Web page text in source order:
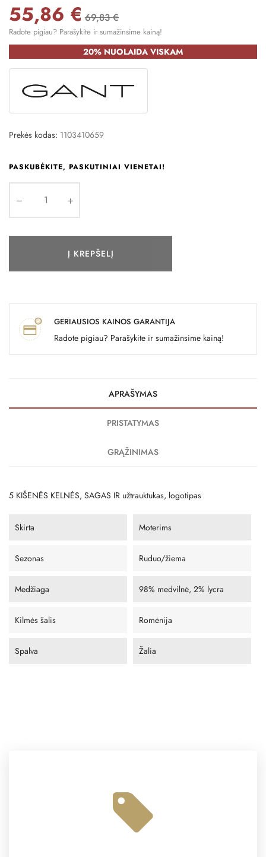
55,86 € 69,83 €
Radote pigiau? Parašykite ir sumažinsime kainą!
20% NUOLAIDA VISKAM
Prekės kodas: 1103410659
PASKUBĖKITE, PASKUTINIAI VIENETAI!
Į KREPŠELĮ
GERIAUSIOS KAINOS GARANTIJA
Radote pigiau? Parašykite ir sumažinsime kainą!
APRAŠYMAS
PRISTATYMAS
GRĄŽINIMAS
5 KIŠENĖS KELNĖS, SAGAS IR užtrauktukas, logotipas
Skirta Moterims
Sezonas Ruduo/žiema
Medžiaga 98% medvilnė, 2% lycra
Kilmės šalis Romėnija
Spalva Žalia